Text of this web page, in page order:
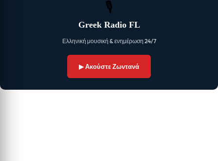
🎙
Greek Radio FL
Ελληνική μουσική & ενημέρωση 24/7
▶ Ακούστε Ζωντανά